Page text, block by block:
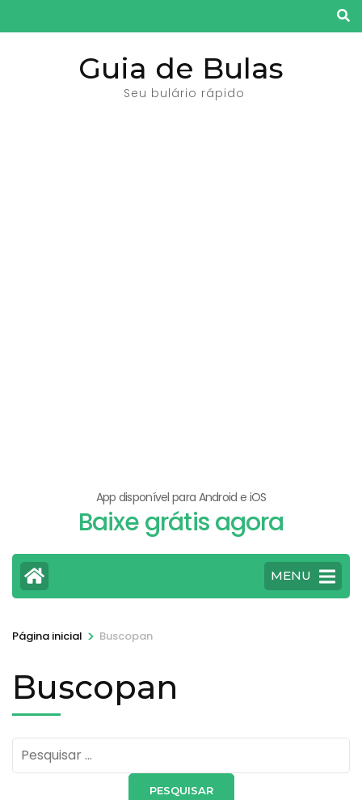
para
Guia de Bulas
Seu bulário rápido
App disponível para Android e iOS
Baixe grátis agora
MENU
Página inicial > Buscopan
Buscopan
Pesquisar
por: